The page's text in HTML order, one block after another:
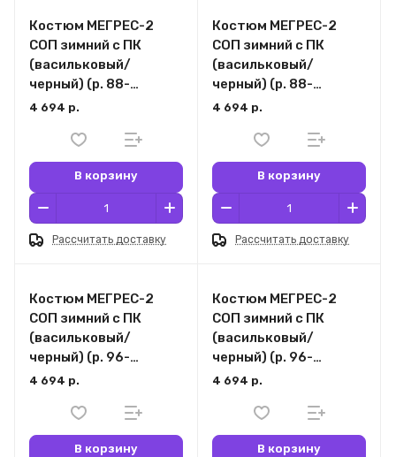
Костюм МЕГРЕС-2
СОП зимний с ПК
(васильковый/
черный) (р. 88-
92/170-176)
4 694 р.
В корзину
Рассчитать доставку
Костюм МЕГРЕС-2
СОП зимний с ПК
(васильковый/
черный) (р. 88-
92/182-188)
4 694 р.
В корзину
Рассчитать доставку
Костюм МЕГРЕС-2
СОП зимний с ПК
(васильковый/
черный) (р. 96-
100/170-176)
4 694 р.
В корзину
Костюм МЕГРЕС-2
СОП зимний с ПК
(васильковый/
черный) (р. 96-
100/182-188)
4 694 р.
В корзину